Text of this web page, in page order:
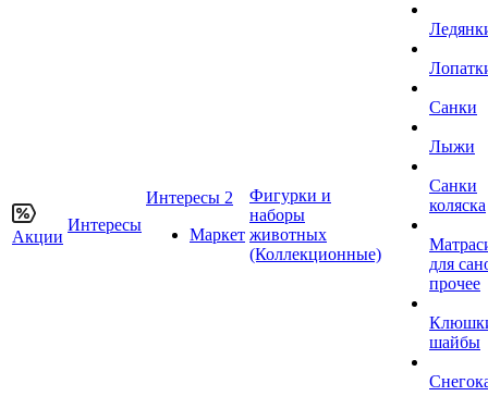
Акции
Интересы
Интересы 2
Маркет
Фигурки и
наборы
животных
(Коллекционные)
Санки
Лыжи
Санки
коляска
для
прочее
шайбы